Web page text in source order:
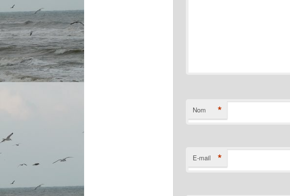
Nom *
E-mail *